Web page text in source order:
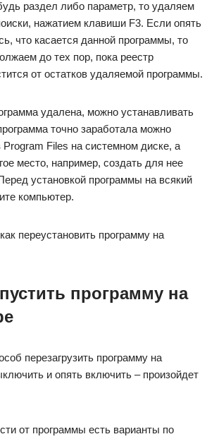
раздел либо параметр, то удаляем
нажатием клавиши F3. Если опять
что касается данной программы, то
до тех пор, пока реестр
от остатков удаляемой программы.
удалена, можно устанавливать
точно заработала можно
Program Files на системном диске, а
место, например, создать для нее
установкой программы на всякий
компьютер.
переустановить программу на
программу на
перезагрузить программу на
и опять включить – произойдет
от программы есть варианты по